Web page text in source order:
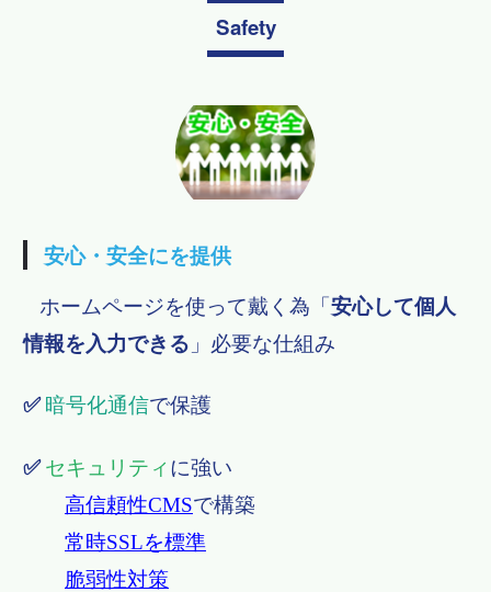
Safety
安心・安全にを提供
ホームページを使って戴く為 「 安心して個人
情報を入力できる 」必要な仕組み
✅ 暗号化通信で保護
✅ セキュリティ に強い
高信頼性CMSで構築
常時SSLを標準
脆弱性対策